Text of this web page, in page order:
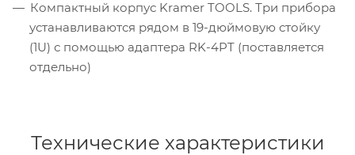
Компактный корпус Kramer TOOLS. Три прибора
устанавливаются рядом в 19-дюймовую стойку
(1U) с помощью адаптера RK-4PT (поставляется
отдельно)
Технические характеристики